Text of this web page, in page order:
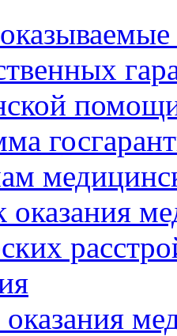
оказания
оказания